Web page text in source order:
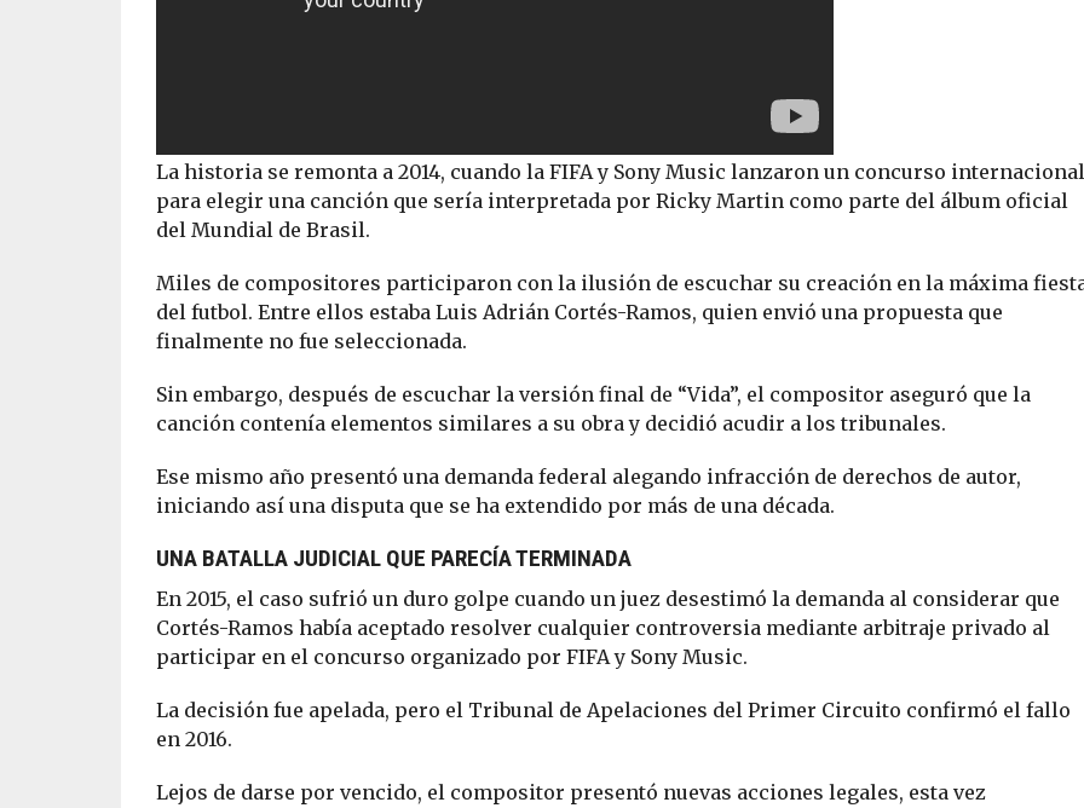
La historia se remonta a 2014, cuando la FIFA y Sony Music lanzaron un concurso internacional
para elegir una canción que sería interpretada por Ricky Martin como parte del álbum oficial
del Mundial de Brasil.
Miles de compositores participaron con la ilusión de escuchar su creación en la máxima
del futbol. Entre ellos estaba Luis Adrián Cortés-Ramos, quien envió una propuesta que
finalmente no fue seleccionada.
Sin embargo, después de escuchar la versión final de “Vida”, el compositor aseguró que la
canción contenía elementos similares a su obra y decidió acudir a los tribunales.
Ese mismo año presentó una demanda federal alegando infracción de derechos de autor,
iniciando así una disputa que se ha extendido por más de una década.
UNA BATALLA JUDICIAL QUE PARECÍA TERMINADA
En 2015, el caso sufrió un duro golpe cuando un juez desestimó la demanda al considerar que
Cortés-Ramos había aceptado resolver cualquier controversia mediante arbitraje privado al
participar en el concurso organizado por FIFA y Sony Music.
La decisión fue apelada, pero el Tribunal de Apelaciones del Primer Circuito confirmó el fallo
en 2016.
Lejos de darse por vencido, el compositor presentó nuevas acciones legales, esta vez